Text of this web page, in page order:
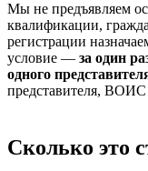
Мы не предъявляем
квалификации,
регистрации
условие — за один
одного
представителя,
Сколько это